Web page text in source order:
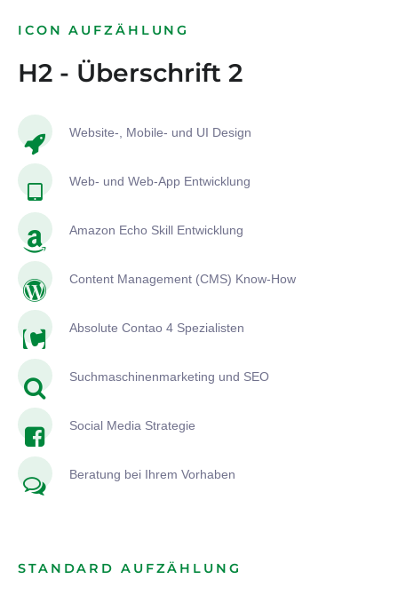
ICON AUFZÄHLUNG
H2 - Überschrift 2
Website-, Mobile- und UI Design
Web- und Web-App Entwicklung
Amazon Echo Skill Entwicklung
Content Management (CMS) Know-How
Absolute Contao 4 Spezialisten
Suchmaschinenmarketing und SEO
Social Media Strategie
Beratung bei Ihrem Vorhaben
STANDARD AUFZÄHLUNG